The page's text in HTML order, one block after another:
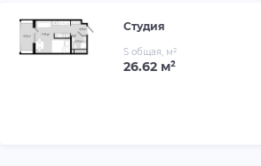
Студия
S общая, м²
26.62 м²